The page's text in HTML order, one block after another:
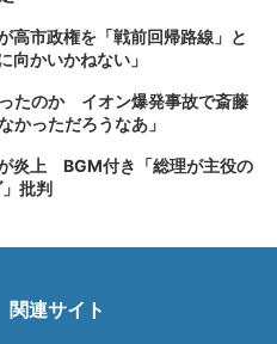
高市政権を「戦前回帰路線」と
かいかねない」
たのか イオン爆発事故で斎藤
かっただろうなあ」
炎上 BGM付き「総理が主役の
批判
関連サイト